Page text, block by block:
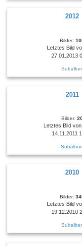
2012
Bilder:
Letztes Bild
27.01.2013
2011
Bilder:
Letztes Bild von:
14.11.2011
2010
Bilder:
Letztes Bild
19.12.2010